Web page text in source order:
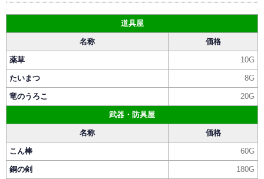
道具屋
名称 価格
薬草 10G
たいまつ 8G
竜のうろこ 20G
武器・防具屋
名称 価格
こん棒 60G
銅の剣 180G